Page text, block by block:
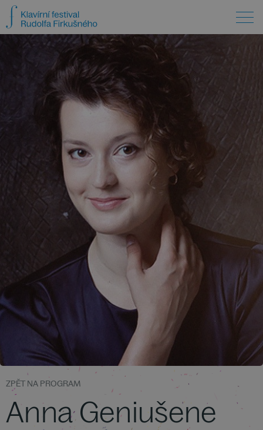
ZPĚT NA PROGRAM
Anna Geniušene